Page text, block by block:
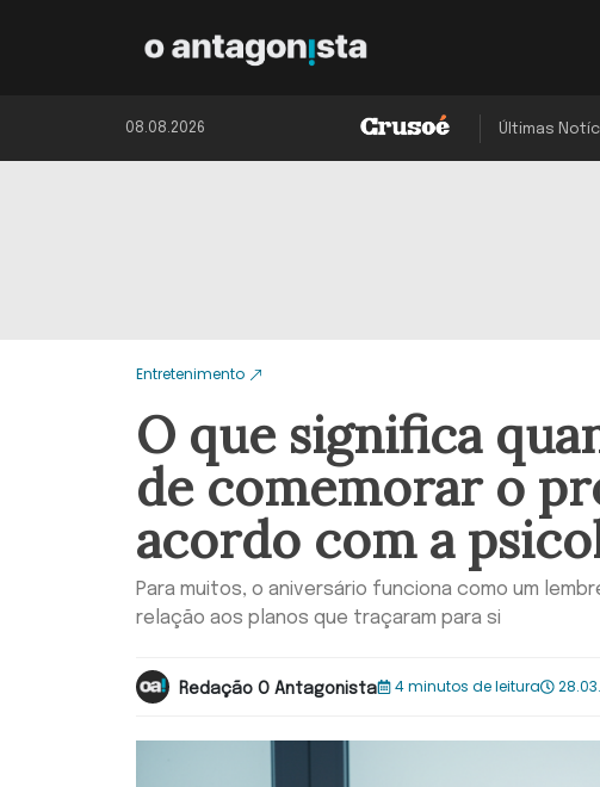
08.08.2026 Últimas
Entretenimento
O que significa
de comemorar o
acordo com a
Para muitos, o aniversário funciona como um
relação aos planos que traçaram para si
Redação O Antagonista 4 minutos de leitura